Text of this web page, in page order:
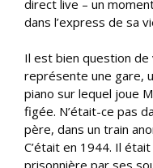
direct live – un
dans l’express de sa
Il est bien question de
représente une gare,
piano sur lequel joue
figée. N’était-ce pas
père, dans un train
C’était en 1944. Il